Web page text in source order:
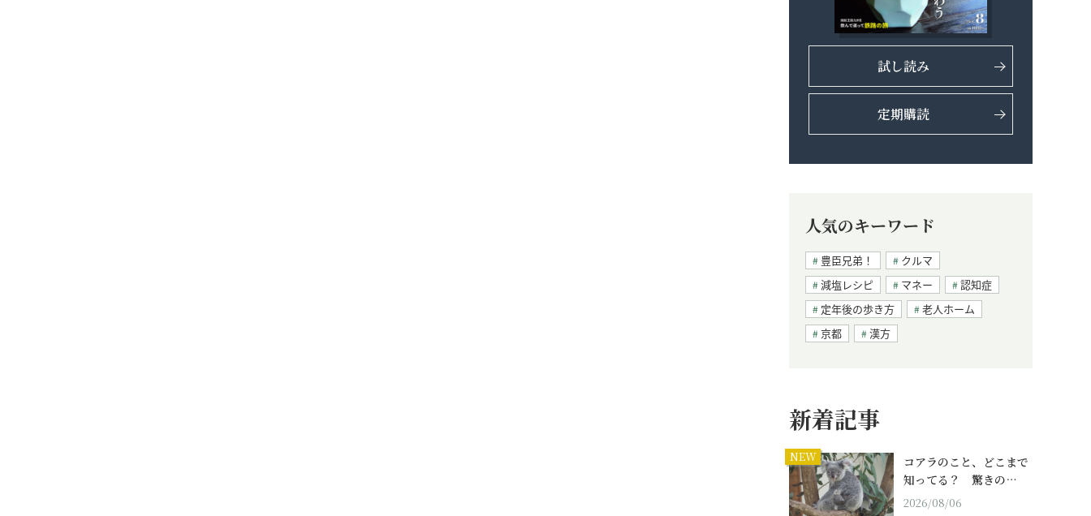
試し読み
定期購読
人気のキーワード
豊臣兄弟！
クルマ
減塩レシピ
マネー
認知症
定年後の歩き方
老人ホーム
京都
漢方
新着記事
NEW
コアラのこと、どこまで
知ってる？ 驚きの…
2026/08/06